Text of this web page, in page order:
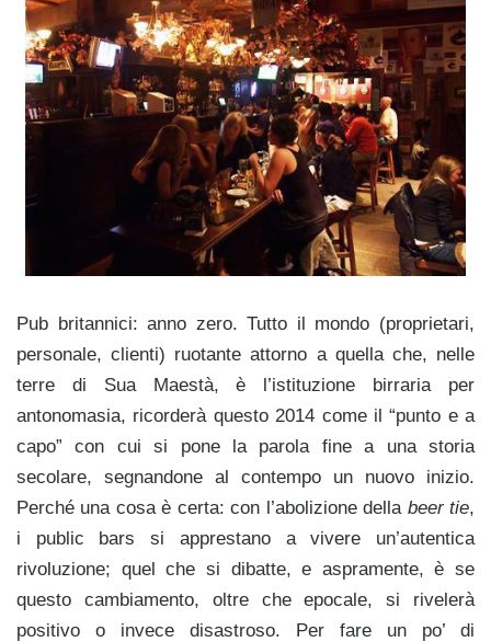
Pub britannici: anno zero. Tutto il mondo (proprietari,
personale, clienti) ruotante attorno a quella che, nelle
terre di Sua Maestà, è l’istituzione birraria per
antonomasia, ricorderà questo 2014 come il “punto e a
capo” con cui si pone la parola fine a una storia
secolare, segnandone al contempo un nuovo inizio.
Perché una cosa è certa: con l’abolizione della beer tie,
i public bars si apprestano a vivere un’autentica
rivoluzione; quel che si dibatte, e aspramente, è se
questo cambiamento, oltre che epocale, si rivelerà
positivo o invece disastroso. Per fare un po’ di